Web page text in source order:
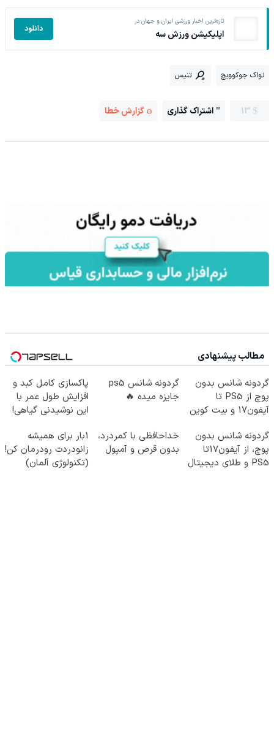
تازه‌ترین اخبار ورزشی ایران و جهان در
اپلیکیشن ورزش سه دانلود
نواک جوکوویچ تنیس
13 اشتراک گذاری گزارش خطا
مطالب پیشنهادی
گردونه شانس بدون
پوچ از PS5 تا
آیفون17 و بیت کوین
گردونه شانس ps5
جایزه میده 🔥
پاکسازی کامل کبد و
افزایش طول عمر با
این نوشیدنی گیاهی!
گردونه شانس بدون
پوچ، از آیفون17تا
PS5 و طلای دیجیتال
خداحافظی با کمردرد،
بدون قرص و آمپول
1بار برای همیشه
زانودردت رودرمان کن!
(تکنولوژی آلمان)